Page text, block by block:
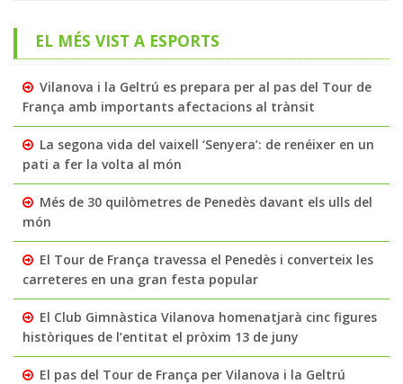
EL MÉS VIST A ESPORTS
Vilanova i la Geltrú es prepara per al pas del Tour de
França amb importants afectacions al trànsit
La segona vida del vaixell ‘Senyera’: de renéixer en un
pati a fer la volta al món
Més de 30 quilòmetres de Penedès davant els ulls del
món
El Tour de França travessa el Penedès i converteix les
carreteres en una gran festa popular
El Club Gimnàstica Vilanova homenatjarà cinc figures
històriques de l’entitat el pròxim 13 de juny
El pas del Tour de França per Vilanova i la Geltrú